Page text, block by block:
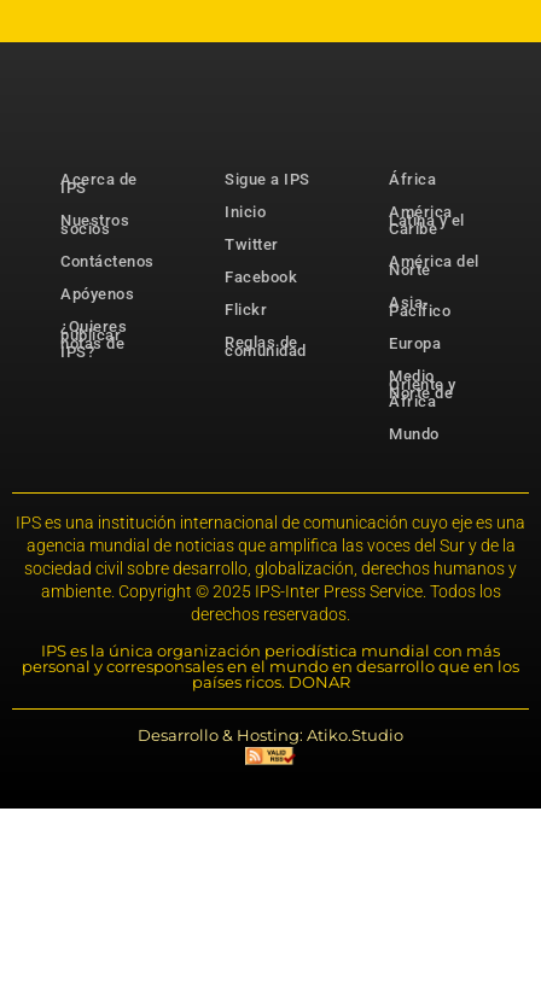
Acerca de
IPS
Nuestros
socios
Contáctenos
Apóyenos
¿Quieres
publicar
notas de
IPS?
Sigue a IPS
Inicio
Twitter
Facebook
Flickr
Reglas de
comunidad
África
América
Latina y el
Caribe
América del
Norte
Asia-
Pacífico
Europa
Medio
Oriente y
Norte de
África
Mundo
IPS es una institución internacional de comunicación cuyo eje es una
agencia mundial de noticias que amplifica las voces del Sur y de la
sociedad civil sobre desarrollo, globalización, derechos humanos y
ambiente. Copyright © 2025 IPS-Inter Press Service. Todos los
derechos reservados.
IPS es la única organización periodística mundial con más
personal y corresponsales en el mundo en desarrollo que en los
países ricos. DONAR
Desarrollo & Hosting: Atiko.Studio